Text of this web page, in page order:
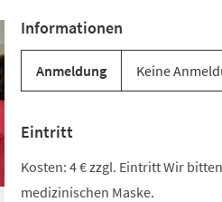
Informationen
Anmeldung Keine
Eintritt
Kosten: 4 € zzgl. Eintritt Wir
medizinischen Maske.